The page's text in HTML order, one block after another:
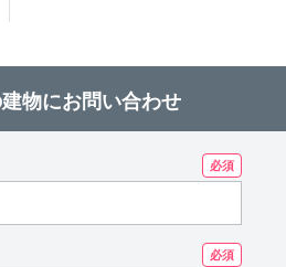
物にお問い合わせ